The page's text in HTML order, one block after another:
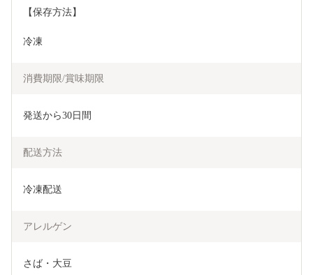
【保存方法】
冷凍
消費期限/賞味期限
発送から30日間
配送方法
冷凍配送
アレルゲン
さば・大豆